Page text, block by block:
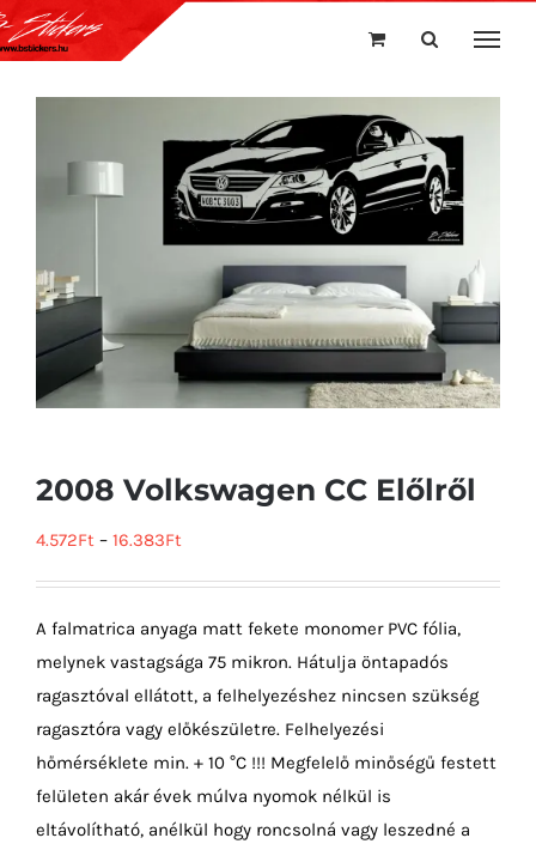
Kihagyás
2008 Volkswagen CC Előlről
4.572Ft – 16.383Ft
A falmatrica anyaga matt fekete monomer PVC fólia,
melynek vastagsága 75 mikron. Hátulja öntapadós
ragasztóval ellátott, a felhelyezéshez nincsen szükség
ragasztóra vagy előkészületre. Felhelyezési
hőmérséklete min. + 10 °C !!! Megfelelő minőségű festett
felületen akár évek múlva nyomok nélkül is
eltávolítható, anélkül hogy roncsolná vagy leszedné a